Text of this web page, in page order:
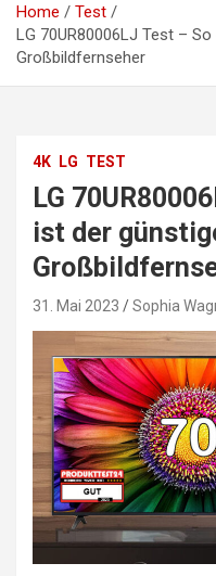
Home
Test
LG 70UR80006LJ Test –
Großbildfernseher
4K LG TEST
LG
ist der
31. Mai 2023 Sophia